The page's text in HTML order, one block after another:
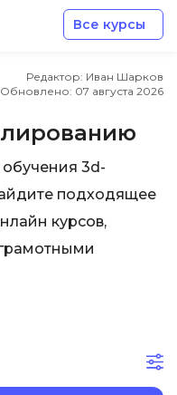
Все курсы
Редактор: Иван Шарков
Обновлено: 07 августа 2026
3d-
подходящее
курсов,